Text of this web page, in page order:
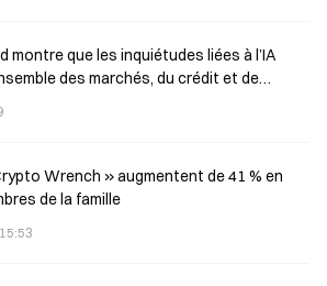
montre que les inquiétudes liées à l’IA
des marchés, du crédit et de
Wrench » augmentent de 41 % en
de la famille